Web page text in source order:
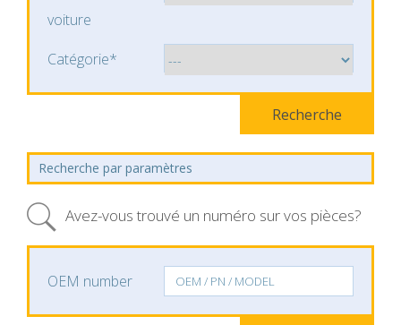
voiture
Catégorie*
Recherche
Recherche par paramètres
Avez-vous trouvé un numéro sur vos pièces?
OEM number